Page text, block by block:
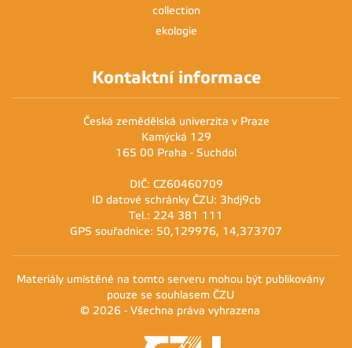
collection
ekologie
Kontaktní informace
Česká zemědělská univerzita v Praze
Kamýcká 129
165 00 Praha - Suchdol
DIČ: CZ60460709
ID datové schránky ČZU: 3hdj9cb
Tel.: 224 381 111
GPS souřadnice: 50,129976, 14,373707
Materiály umístěné na tomto serveru mohou být publikovány
pouze se souhlasem ČZU
© 2026 - Všechna práva vyhrazena